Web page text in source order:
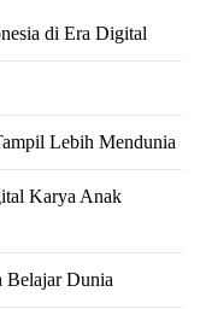
di Era Digital
Lebih Mendunia
Karya Anak
Belajar Dunia